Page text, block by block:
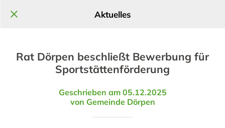
Aktuelles
Rat Dörpen beschließt Bewerbung für
Sportstättenförderung
Geschrieben am 05.12.2025
von Gemeinde Dörpen